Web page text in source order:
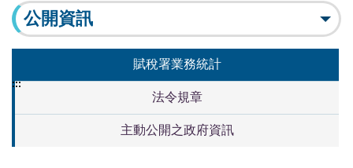
公開資訊
賦稅署業務統計
法令規章
主動公開之政府資訊
:::